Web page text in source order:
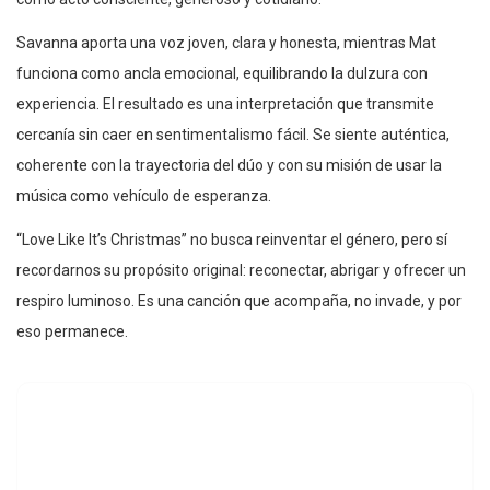
Savanna aporta una voz joven, clara y honesta, mientras Mat
funciona como ancla emocional, equilibrando la dulzura con
experiencia. El resultado es una interpretación que transmite
cercanía sin caer en sentimentalismo fácil. Se siente auténtica,
coherente con la trayectoria del dúo y con su misión de usar la
música como vehículo de esperanza.
“Love Like It’s Christmas” no busca reinventar el género, pero sí
recordarnos su propósito original: reconectar, abrigar y ofrecer un
respiro luminoso. Es una canción que acompaña, no invade, y por
eso permanece.